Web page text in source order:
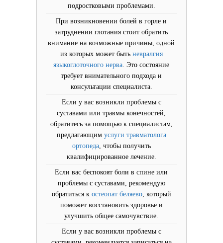
подростковыми проблемами.
При возникновении болей в горле и
затруднении глотания стоит обратить
внимание на возможные причины, одной
из которых может быть невралгия
языкоглоточного нерва . Это состояние
требует внимательного подхода и
консультации специалиста.
Если у вас возникли проблемы с
суставами или травмы конечностей,
обратитесь за помощью к специалистам,
предлагающим услуги травматолога
ортопеда, чтобы получить
квалифицированное лечение.
Если вас беспокоят боли в спине или
проблемы с суставами, рекомендую
обратиться к остеопат беляево, который
поможет восстановить здоровье и
улучшить общее самочувствие.
Если у вас возникли проблемы с